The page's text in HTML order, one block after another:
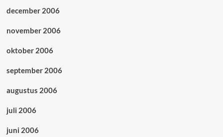
december 2006
november 2006
oktober 2006
september 2006
augustus 2006
juli 2006
juni 2006